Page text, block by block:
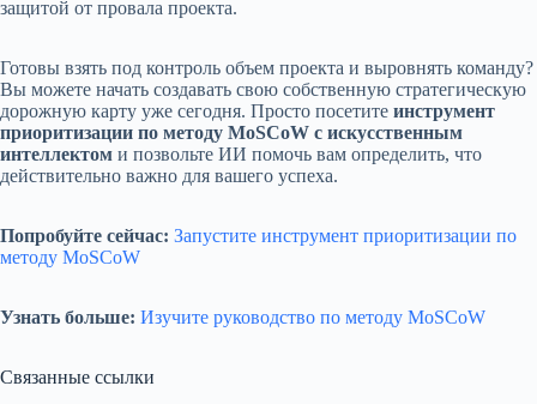
защитой от провала проекта.
Готовы взять под контроль объем проекта и выровнять команду?
Вы можете начать создавать свою собственную стратегическую
дорожную карту уже сегодня. Просто посетите инструмент
приоритизации по методу MoSCoW с искусственным
интеллектом и позвольте ИИ помочь вам определить, что
действительно важно для вашего успеха.
Попробуйте сейчас: Запустите инструмент приоритизации по
методу MoSCoW
Узнать больше: Изучите руководство по методу MoSCoW
Связанные ссылки